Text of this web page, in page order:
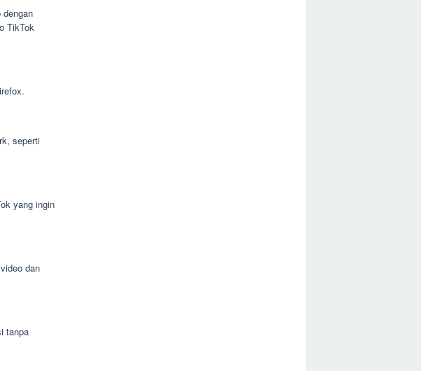
TikTok
seperti
yang ingin
dan
tanpa